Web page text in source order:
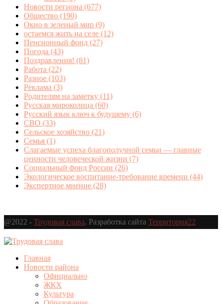
Новости региона (677)
Общество (190)
Окно в зеленый мир (9)
остаемся жить на селе (12)
Пенсионный фонд (27)
Погода (43)
Поздравления! (81)
Работа (22)
Разное (103)
Реклама (3)
Родителям на заметку (11)
Русская мироколица (60)
Русский язык ключ к будущему (6)
СВО (33)
Сельское хозяйство (21)
Семья (1)
Слагаемые успеха благополучной семьи — главные
ценности человеческой жизни (7)
Социальный фонд России (26)
Экологическое воспитание-требование времени (44)
Экспертное мнение (28)
@2022 - Трудовая слава. Разработка сайта Территория22
Главная
Новости района
Официально
ЖКХ
Культура